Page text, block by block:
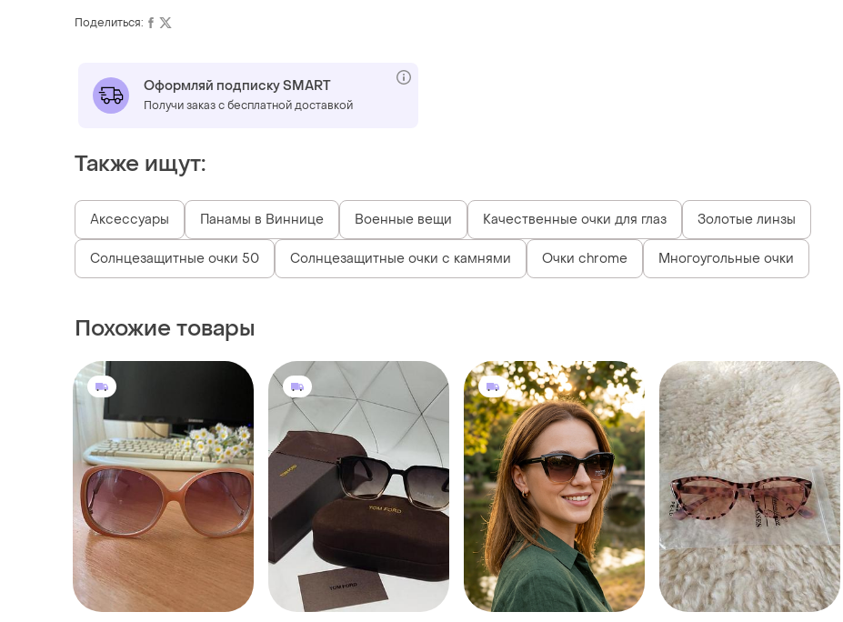
Поделиться:
Оформляй подписку SMART
Получи заказ с бесплатной доставкой
Также ищут:
Аксессуары Панамы в Виннице Военные вещи Качественные очки для глаз Золотые линзы
Солнцезащитные очки 50 Солнцезащитные очки с камнями Очки chrome Многоугольные очки
Похожие товары